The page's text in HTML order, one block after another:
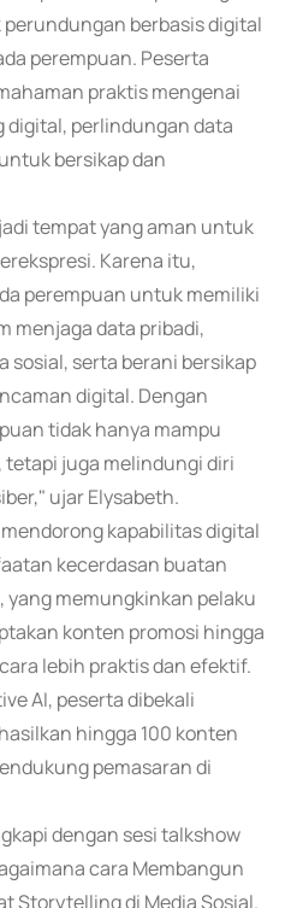
berbasis digital
perempuan. Peserta
praktis mengenai
digital, perlindungan data
bersikap dan
tempat yang aman untuk
Karena itu,
perempuan untuk memiliki
menjaga data pribadi,
sosial, serta berani bersikap
digital. Dengan
tidak hanya mampu
juga melindungi diri
ujar Elysabeth.
kapabilitas digital
kecerdasan buatan
memungkinkan pelaku
konten promosi hingga
lebih praktis dan efektif.
AI, peserta dibekali
hingga 100 konten
pemasaran di
dengan sesi talkshow
cara Membangun
Storytelling di Media Sosial.